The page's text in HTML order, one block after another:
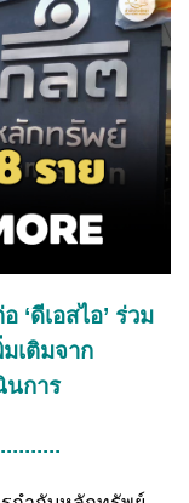
‘ดีเอสไอ’ ร่วม
เติมจาก
นการ